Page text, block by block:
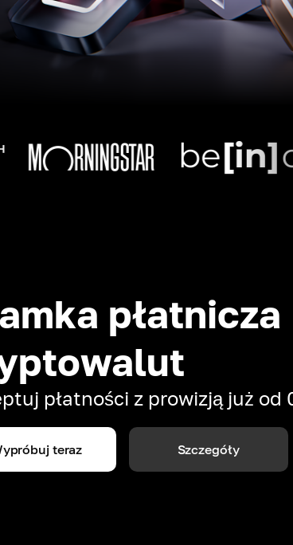
płatnicza
płatności z prowizją już od
teraz Szczegóły